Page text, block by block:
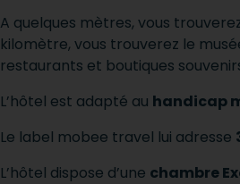
A quelques mètres, vous
kilomètre, vous trouverez le
restaurants et boutiques
L’hôtel est adapté au handicap
Le label mobee travel lui adresse
L’hôtel dispose d’une chambre